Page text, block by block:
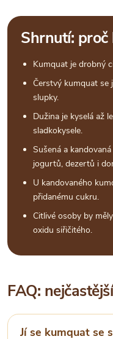
Shrnutí:
Kumquat je drobný
Čerstvý kumquat se
slupky.
Dužina je kyselá až
sladkokysele.
Sušená a
jogurtů, dezertů i
U kandovaného
přidanému cukru.
Citlivé osoby by
oxidu siřičitého.
FAQ:
Jí se kumquat se